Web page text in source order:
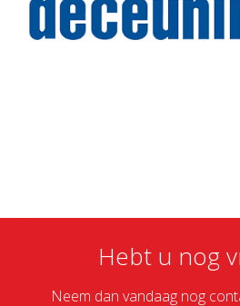
Deceuninck
Hebt u nog
Neem dan vandaag nog